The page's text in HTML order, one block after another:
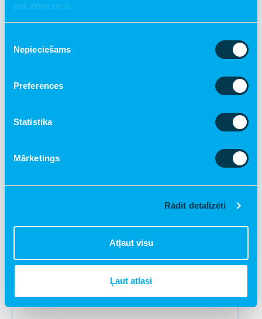
pakalpojumus.
izvēle
Nepieciešams
Preferences
Statistika
Mārketings
Rādīt detalizēti
Atļaut visu
Ļaut atlasi
Mājīguma grozs
Dzimšanas dienas grozs